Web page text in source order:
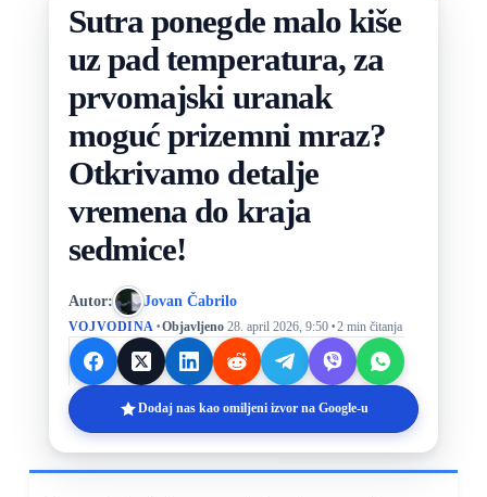
Sutra ponegde malo kiše
uz pad temperatura, za
prvomajski uranak
moguć prizemni mraz?
Otkrivamo detalje
vremena do kraja
sedmice!
Autor: Jovan Čabrilo
VOJVODINA ·Objavljeno 28. april 2026, 9:50 ·2 min čitanja
Dodaj nas kao omiljeni izvor na Google-u